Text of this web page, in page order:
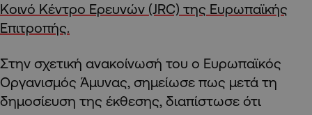
Κοινό Κέντρο Ερευνών (JRC) της Ευρωπαϊκής
Επιτροπής.
Στην σχετική ανακοίνωσή του ο Ευρωπαϊκός
Οργανισμός Άμυνας, σημείωσε πως μετά τη
δημοσίευση της έκθεσης, διαπίστωσε ότι